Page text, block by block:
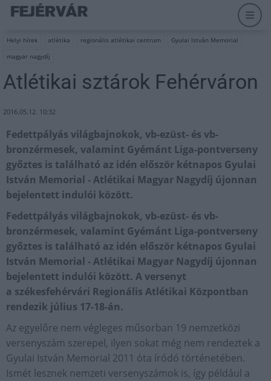
Helyi hírek atlétika regionális atlétikai centrum
Gyulai István Memorial
magyar nagydíj
Atlétikai sztárok Fehérváron
2016.05.12. 10:32
Fedettpályás világbajnokok, vb-ezüst- és vb-
bronzérmesek, valamint Gyémánt Liga-pontverseny
győztes is található az idén először kétnapos Gyulai
István Memorial - Atlétikai Magyar Nagydíj újonnan
bejelentett indulói között.
Fedettpályás világbajnokok, vb-ezüst- és vb-
bronzérmesek, valamint Gyémánt Liga-pontverseny
győztes is található az idén először kétnapos Gyulai
István Memorial - Atlétikai Magyar Nagydíj újonnan
bejelentett indulói között. A versenyt
a székesfehérvári Regionális Atlétikai Központban
rendezik július 17-18-án.
Az egyelőre nem végleges műsorban 19 nemzetközi
versenyszám szerepel, ilyen sokat még nem rendeztek a
Gyulai István Memorial 2011 óta íródó történetében.
Ismét lesznek nemzeti versenyszámok is, így például a